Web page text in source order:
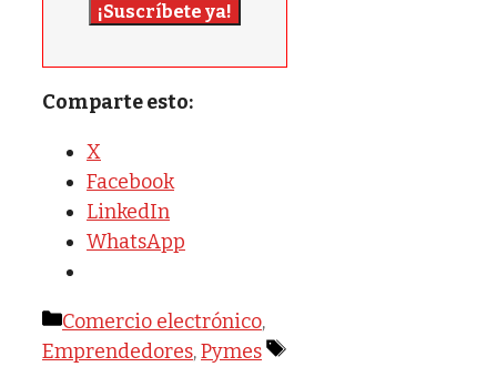
¡Suscríbete ya!
Comparte esto:
X
Facebook
LinkedIn
WhatsApp
Categorías
Comercio electrónico,
Emprendedores,Pymes
Etiquetas